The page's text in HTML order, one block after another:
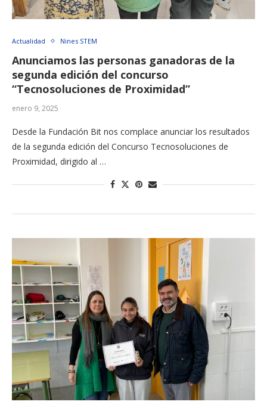
Actualidad Nines STEM
Anunciamos las personas ganadoras de la
segunda edición del concurso
“Tecnosoluciones de Proximidad”
enero 9, 2025
Desde la Fundación Bit nos complace anunciar los resultados
de la segunda edición del Concurso Tecnosoluciones de
Proximidad, dirigido al …